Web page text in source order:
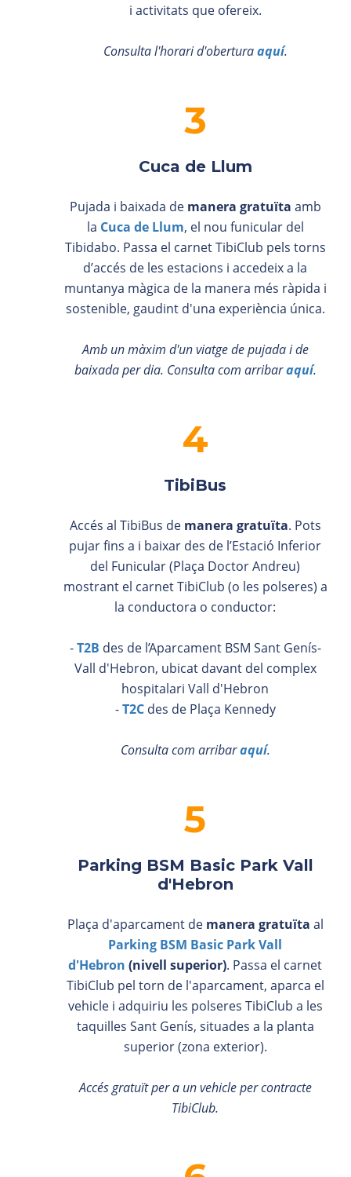
i activitats que ofereix.
Consulta l'horari d'oberturaaquí.
Cuca de Llum
Pujada i baixada de manera gratuïta amb
la Cuca de Llum, el nou funicular del
Tibidabo. Passa el carnet TibiClub pels torns
d’accés de les estacions i accedeix a la
muntanya màgica de la manera més ràpida i
sostenible, gaudint d'una experiència única.
Amb un màxim d'un viatge de pujada i de
baixada per dia. Consulta com arribaraquí.
TibiBus
Accés al TibiBus de manera gratuïta. Pots
pujar fins a i baixar des de l’Estació Inferior
del Funicular (Plaça Doctor Andreu)
mostrant el carnet TibiClub (o les polseres) a
la conductora o conductor:
-T2B des de l’Aparcament BSM Sant Genís-
Vall d'Hebron, ubicat davant del complex
hospitalari Vall d'Hebron
-T2Cdes de Plaça Kennedy
Consulta com arribaraquí.
Parking BSM Basic Park Vall
d'Hebron
Plaça d'aparcament de manera gratuïta al
Parking BSM Basic Park Vall
d'Hebron (nivell superior). Passa el carnet
TibiClub pel torn de l'aparcament, aparca el
vehicle i adquiriu les polseres TibiClub a les
taquilles Sant Genís, situades a la planta
superior (zona exterior).
Accés gratuït per a un vehicle per contracte
TibiClub.